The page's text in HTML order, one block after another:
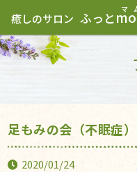
癒しのサロン ふっと
足もみの会（不眠症）
2020/01/24